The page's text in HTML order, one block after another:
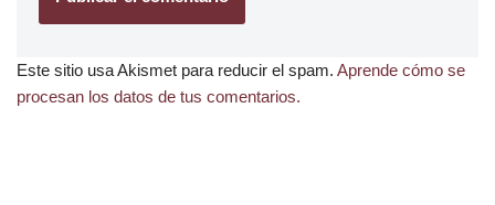
Este sitio usa Akismet para reducir el spam. Aprende cómo se
procesan los datos de tus comentarios.